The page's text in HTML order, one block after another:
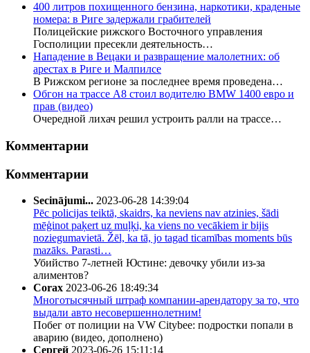
400 литров похищенного бензина, наркотики, краденые
номера: в Риге задержали грабителей
Полицейские рижского Восточного управления
Госполиции пресекли деятельность…
Нападение в Вецаки и развращение малолетних: об
арестах в Риге и Малпилсе
В Рижском регионе за последнее время проведена…
Обгон на трассе А8 стоил водителю BMW 1400 евро и
прав (видео)
Очередной лихач решил устроить ралли на трассе…
Комментарии
Комментарии
Secinājumi... 2023-06-28 14:39:04
Pēc policijas teiktā, skaidrs, ka neviens nav atzinies, šādi
mēģinot paķert uz muļķi, ka viens no vecākiem ir bijis
noziegumavietā. Žēl, ka tā, jo tagad ticamības moments būs
mazāks. Parasti…
Убийство 7-летней Юстине: девочку убили из-за
алиментов?
Corax 2023-06-26 18:49:34
Многотысячный штраф компании-арендатору за то, что
выдали авто несовершеннолетним!
Побег от полиции на VW Citybee: подростки попали в
аварию (видео, дополнено)
Сергей 2023-06-26 15:11:14